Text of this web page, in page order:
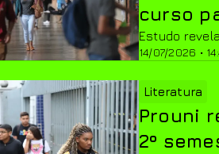
14/07/2026 •
curso
Estudo
Literatura
Prouni
2º